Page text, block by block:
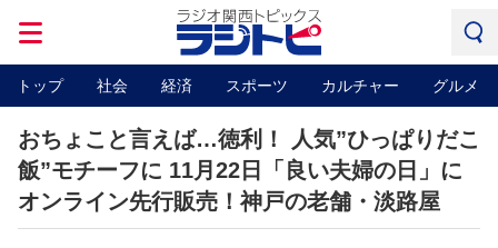
トップ 社会 経済 スポーツ カルチャー グルメ
おちょこと言えば…徳利！ 人気”ひっぱりだこ
飯”モチーフに 11月22日「良い夫婦の日」に
オンライン先行販売！神戸の老舗・淡路屋